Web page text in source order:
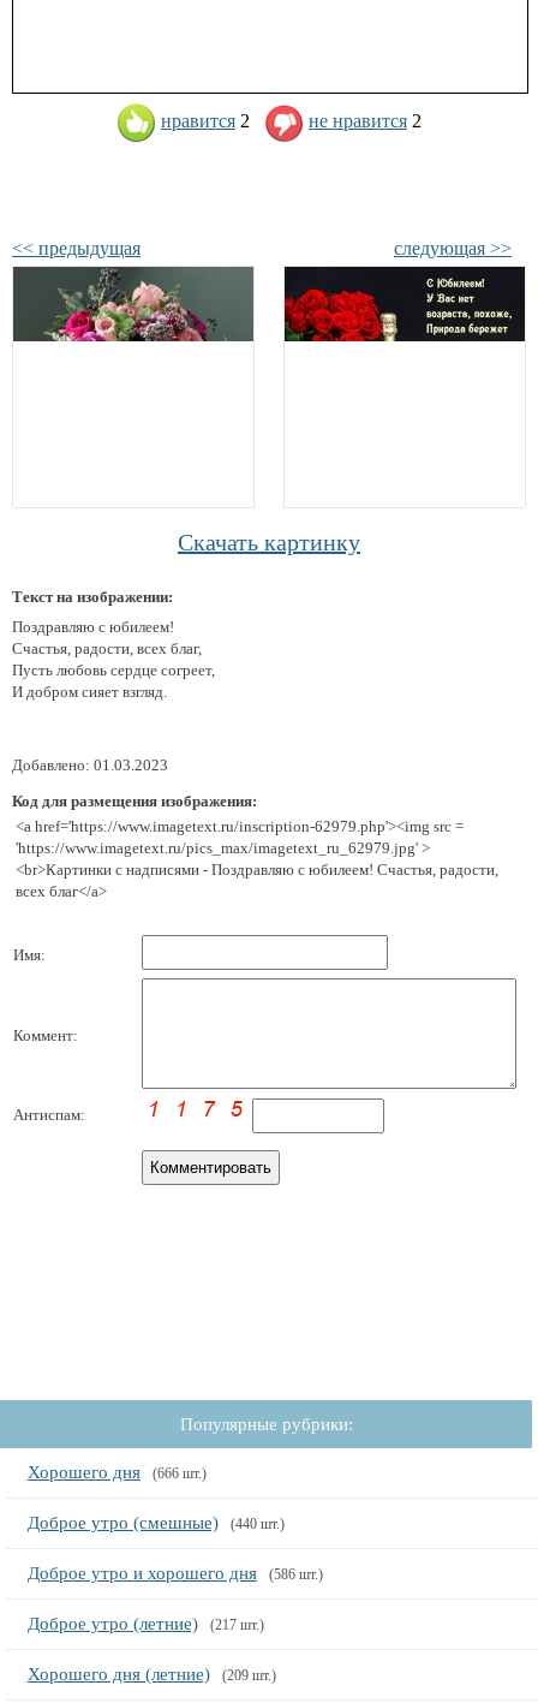
нравится 2 не нравится 2
<< предыдущая следующая >>
Скачать картинку
Текст на изображении:
Поздравляю с юбилеем!
Счастья, радости, всех благ,
Пусть любовь сердце согреет,
И добром сияет взгляд.
Добавлено: 01.03.2023
Код для размещения изображения:
<a href='https://www.imagetext.ru/inscription-62979.php'><img src =
'https://www.imagetext.ru/pics_max/imagetext_ru_62979.jpg' >
<br>Картинки с надписями - Поздравляю с юбилеем! Счастья, радости,
всех благ</a>
Имя:
Коммент:
Антиспам:
Популярные рубрики:
Хорошего дня (666 шт.)
Доброе утро (смешные) (440 шт.)
Доброе утро и хорошего дня (586 шт.)
Доброе утро (летние) (217 шт.)
Хорошего дня (летние) (209 шт.)